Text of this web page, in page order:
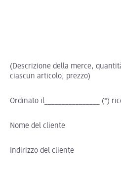
(Descrizione della merce,
ciascun articolo, prezzo)
Ordinato il________________ (*)
Nome del cliente
Indirizzo del cliente